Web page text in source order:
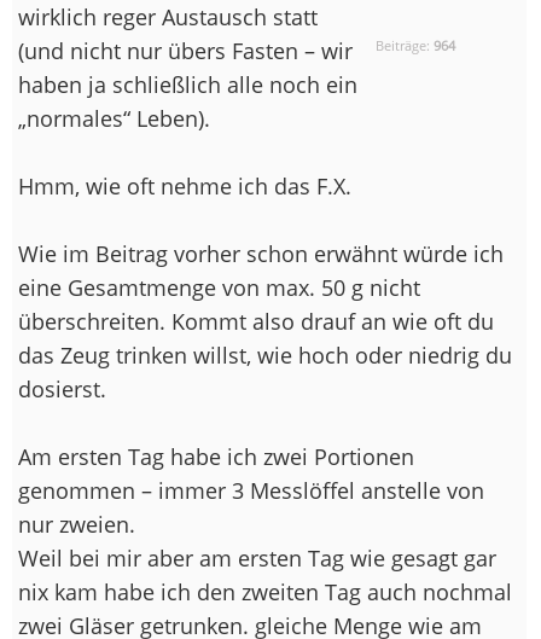
Beiträge:964
wirklich reger Austausch statt
(und nicht nur übers Fasten – wir
haben ja schließlich alle noch ein
„normales“ Leben).
Hmm, wie oft nehme ich das F.X.
Wie im Beitrag vorher schon erwähnt würde ich
eine Gesamtmenge von max. 50 g nicht
überschreiten. Kommt also drauf an wie oft du
das Zeug trinken willst, wie hoch oder niedrig du
dosierst.
Am ersten Tag habe ich zwei Portionen
genommen – immer 3 Messlöffel anstelle von
nur zweien.
Weil bei mir aber am ersten Tag wie gesagt gar
nix kam habe ich den zweiten Tag auch nochmal
zwei Gläser getrunken. gleiche Menge wie am